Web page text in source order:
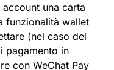
una carta
funzionalità wallet
(nel caso del
pagamento in
con WeChat Pay